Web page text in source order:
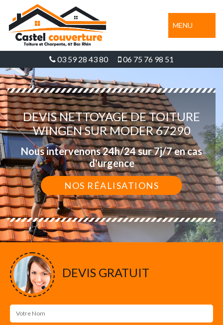
MENU
03 59 28 43 80 06 75 76 98 51
DEVIS NETTOYAGE DE TOITURE
WINGEN SUR MODER 67290
Nous intervenons 24h/24 sur 7j/7 en cas
d'urgence
NOS RÉALISATIONS
DEVIS GRATUIT